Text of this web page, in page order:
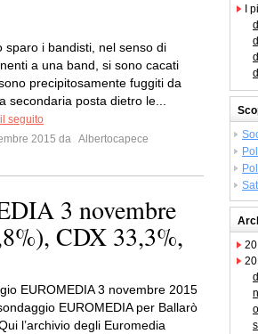
sparo i bandisti, nel senso di
a una band, si sono cacati
precipitosamente fuggiti da
secondaria posta dietro le...
seguito
2015 da Albertocapece
3 novembre
CDX 33,3%,
EUROMEDIA 3 novembre 2015
EUROMEDIA per Ballarò
l’archivio degli Euromedia
I